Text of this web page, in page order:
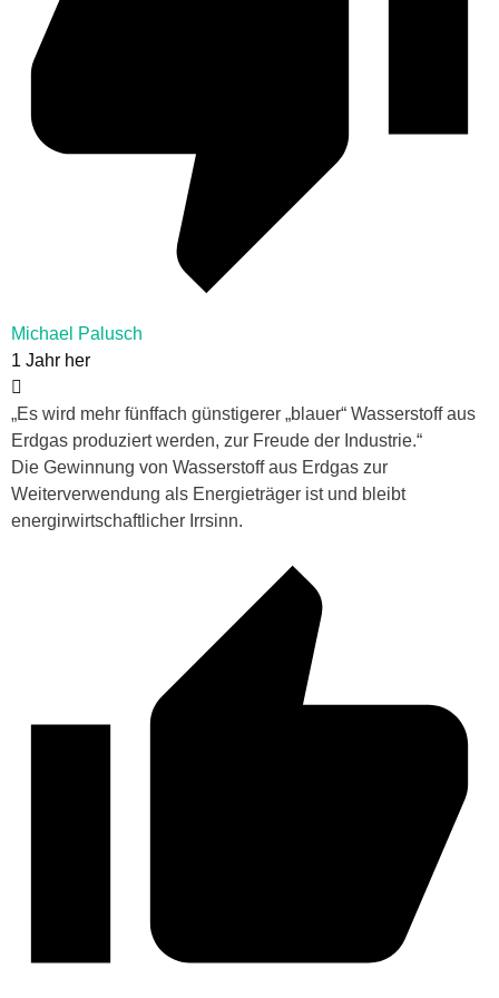
Michael Palusch
1 Jahr her
„Es wird mehr fünffach günstigerer „blauer“ Wasserstoff aus
Erdgas produziert werden, zur Freude der Industrie.“
Die Gewinnung von Wasserstoff aus Erdgas zur
Weiterverwendung als Energieträger ist und bleibt
energirwirtschaftlicher Irrsinn.